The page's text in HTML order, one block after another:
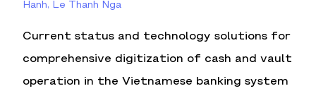
Hanh, Le Thanh Nga
Current status and technology solutions for
comprehensive digitization of cash and vault
operation in the Vietnamese banking system